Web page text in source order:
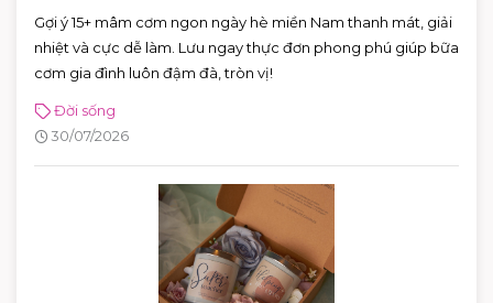
Gợi ý 15+ mâm cơm ngon ngày hè miền Nam thanh mát, giải
nhiệt và cực dễ làm. Lưu ngay thực đơn phong phú giúp bữa
cơm gia đình luôn đậm đà, tròn vị!
Đời sống
30/07/2026